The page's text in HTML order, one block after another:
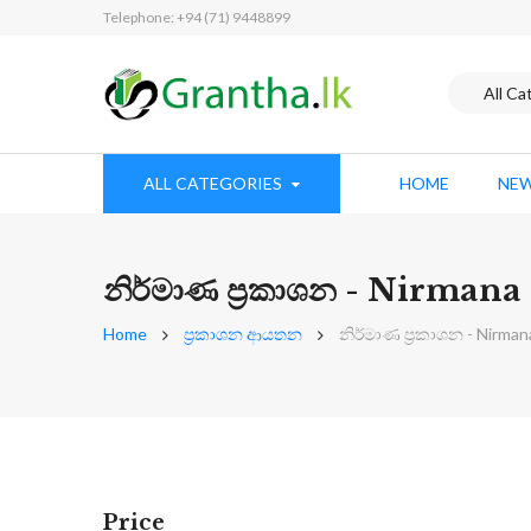
Telephone: +94 (71) 9448899
ALL CATEGORIES HOME
නිර්මාණ ප්‍රකාශන -
Home ප්‍රකාශන ආයතන නිර්මාණ ප්‍රකාශන -
Price